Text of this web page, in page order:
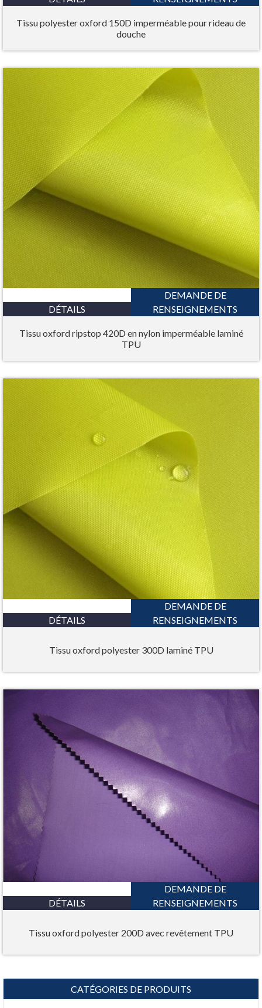
Tissu polyester oxford 150D imperméable pour rideau de
douche
DÉTAILS
DEMANDE DE
RENSEIGNEMENTS
Tissu oxford ripstop 420D en nylon imperméable laminé
TPU
DÉTAILS
DEMANDE DE
RENSEIGNEMENTS
Tissu oxford polyester 300D laminé TPU
DÉTAILS
DEMANDE DE
RENSEIGNEMENTS
Tissu oxford polyester 200D avec revêtement TPU
CATÉGORIES DE PRODUITS